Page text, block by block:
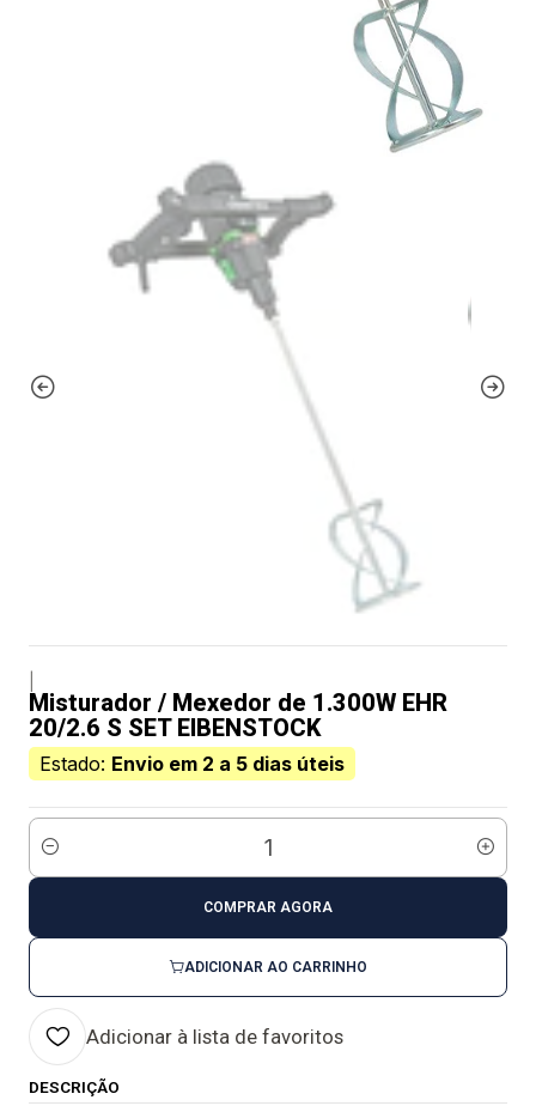
Misturador / Mexedor de 1.300W EHR
20/2.6 S SET EIBENSTOCK
Estado: Envio em 2 a 5 dias úteis
Quantidade
ADICIONAR AO CARRINHO
COMPRAR AGORA
Adicionar à lista de favoritos
DESCRIÇÃO